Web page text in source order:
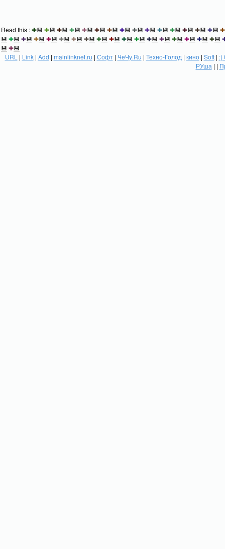
Read this :✚💾 ✚💾 ✚💾 ✚💾 ✚💾 ✚💾 ✚💾 ✚💾 ✚💾 ✚💾 ✚💾 ✚💾 ✚💾 ✚💾 ✚💾 ✚
💾 ✚💾 ✚💾 ✚💾 ✚💾 ✚💾 ✚💾 ✚💾 ✚💾 ✚💾 ✚💾 ✚💾 ✚💾 ✚💾 ✚💾 ✚💾 ✚💾 ✚💾
💾 ✚💾
URL | Link| Add | mainlinknet.ru | Софт| ЧеЧу.Ru | Техно-Голод | кино| Soft| :(
РУша | |